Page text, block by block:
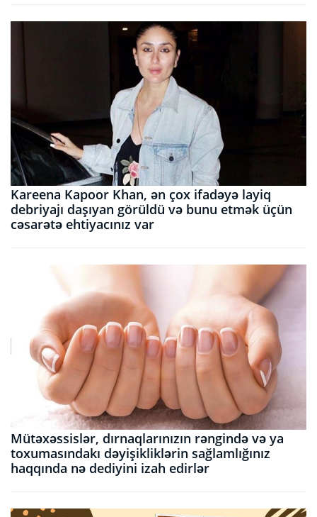
Kareena Kapoor Khan, ən çox ifadəyə layiq
debriyajı daşıyan görüldü və bunu etmək üçün
cəsarətə ehtiyacınız var
Mütəxəssislər, dırnaqlarınızın rəngində və ya
toxumasındakı dəyişikliklərin sağlamlığınız
haqqında nə dediyini izah edirlər